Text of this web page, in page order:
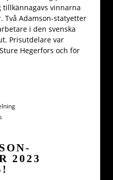
tillkännagavs vinnarna
Två Adamson-statyetter
i den svenska
Prisutdelare var
Hegerfors och för
2023